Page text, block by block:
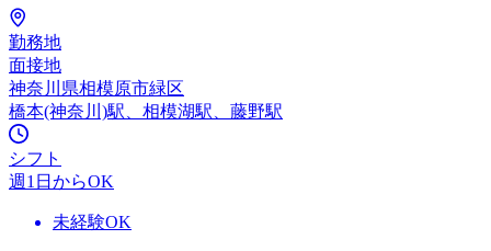
勤務地
面接地
神奈川県相模原市緑区
橋本(神奈川)駅、相模湖駅、藤野駅
シフト
週1日からOK
未経験OK